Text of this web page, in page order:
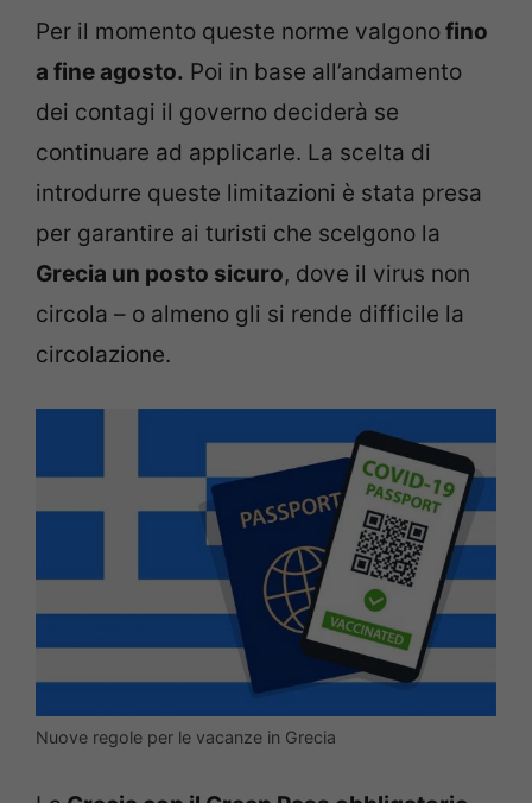
Per il momento queste norme valgonofino
a fine agosto. Poi in base all’andamento
dei contagi il governo deciderà se
continuare ad applicarle. La scelta di
introdurre queste limitazioni è stata presa
per garantire ai turisti che scelgono la
Grecia un posto sicuro, dove il virus non
circola – o almeno gli si rende difficile la
circolazione.
Nuove regole per le vacanze in Grecia